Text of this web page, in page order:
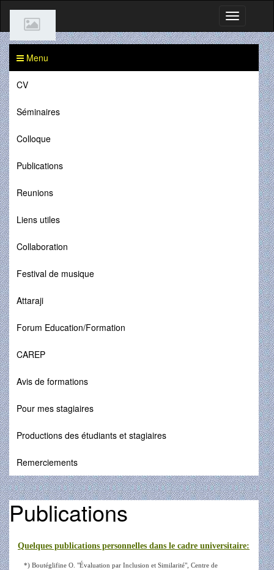
Menu
CV
Séminaires
Colloque
Publications
Reunions
Liens utiles
Collaboration
Festival de musique
Attaraji
Forum Education/Formation
CAREP
Avis de formations
Pour mes stagiaires
Productions des étudiants et stagiaires
Remerciements
Publications
Quelques publications personnelles dans le cadre universitaire:
*) Boutéglifine O. "Évaluation par Inclusion et Similarité", Centre de